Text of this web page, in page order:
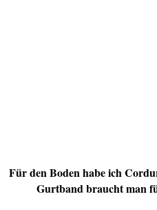
Für den Boden habe ich
Gurtband braucht man